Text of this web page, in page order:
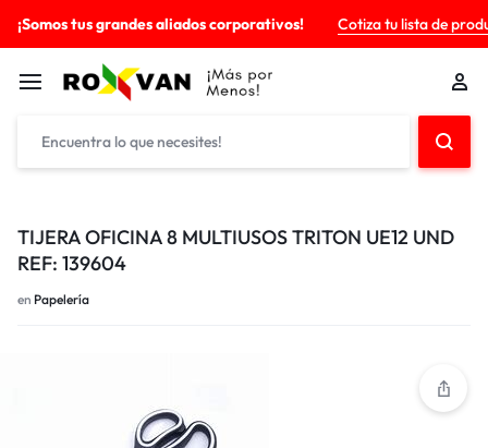
¡Somos tus grandes aliados corporativos! Cotiza tu lista de
TIJERA OFICINA 8 MULTIUSOS TRITON UE12 UND
REF: 139604
en Papelería